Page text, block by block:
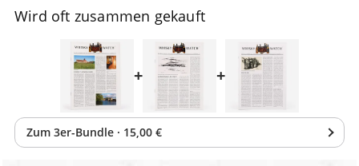
Wird oft zusammen gekauft
+ +
Zum 3er-Bundle · 15,00 €